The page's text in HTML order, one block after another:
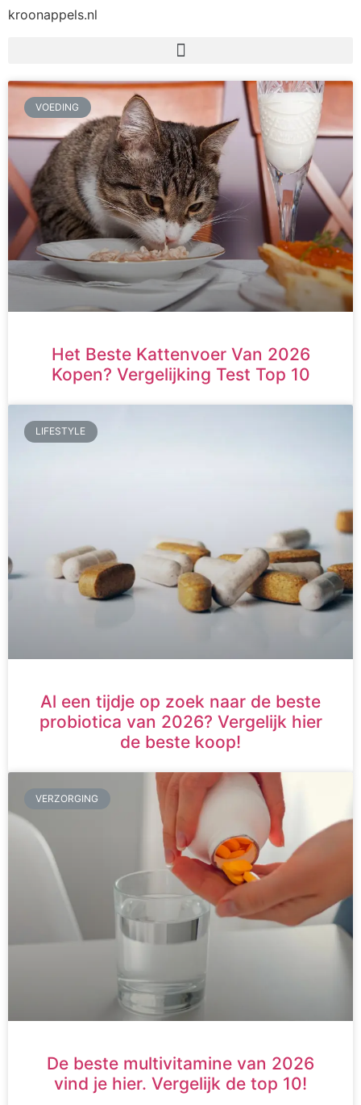
kroonappels.nl
VOEDING
Het Beste Kattenvoer Van 2026
Kopen? Vergelijking Test Top 10
LIFESTYLE
Al een tijdje op zoek naar de beste
probiotica van 2026? Vergelijk hier
de beste koop!
VERZORGING
De beste multivitamine van 2026
vind je hier. Vergelijk de top 10!